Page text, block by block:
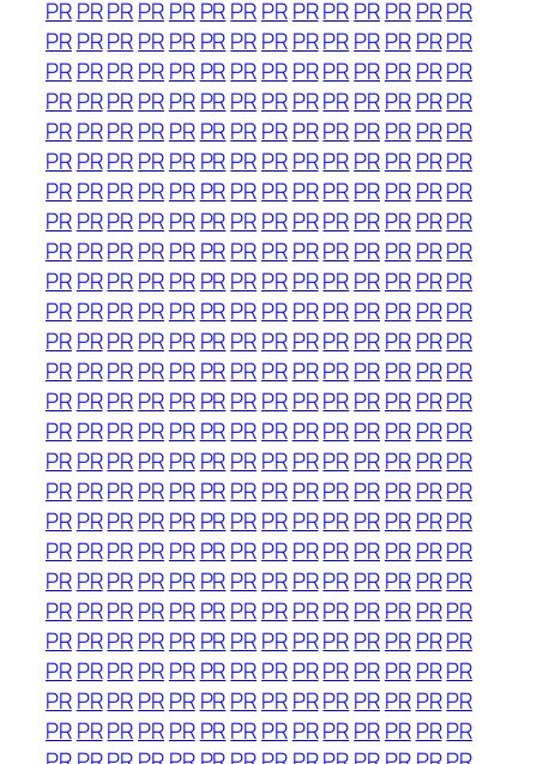
PRPRPRPRPR PRPRPRPRPRPRPR PRPR
PRPRPRPRPR PRPRPRPRPRPRPR PRPR
PRPRPRPRPR PRPRPRPRPRPRPR PRPR
PRPRPRPRPR PRPRPRPRPRPRPR PRPR
PRPRPRPRPR PRPRPRPRPRPRPR PRPR
PRPRPRPRPR PRPRPRPRPRPRPR PRPR
PRPRPRPRPR PRPRPRPRPRPRPR PRPR
PRPRPRPRPR PRPRPRPRPRPRPR PRPR
PRPRPRPRPR PRPRPRPRPRPRPR PRPR
PRPRPRPRPR PRPRPRPRPRPRPR PRPR
PRPRPRPRPR PRPRPRPRPRPRPR PRPR
PRPRPRPRPR PRPRPRPRPRPRPR PRPR
PRPRPRPRPR PRPRPRPRPRPRPR PRPR
PRPRPRPRPR PRPRPRPRPRPRPR PRPR
PRPRPRPRPR PRPRPRPRPRPRPR PRPR
PRPRPRPRPR PRPRPRPRPRPRPR PRPR
PRPRPRPRPR PRPRPRPRPRPRPR PRPR
PRPRPRPRPR PRPRPRPRPRPRPR PRPR
PRPRPRPRPR PRPRPRPRPRPRPR PRPR
PRPRPRPRPR PRPRPRPRPRPRPR PRPR
PRPRPRPRPR PRPRPRPRPRPRPR PRPR
PRPRPRPRPR PRPRPRPRPRPRPR PRPR
PRPRPRPRPR PRPRPRPRPRPRPR PRPR
PRPRPRPRPR PRPRPRPRPRPRPR PRPR
PRPRPRPRPR PRPRPRPRPRPRPR PRPR